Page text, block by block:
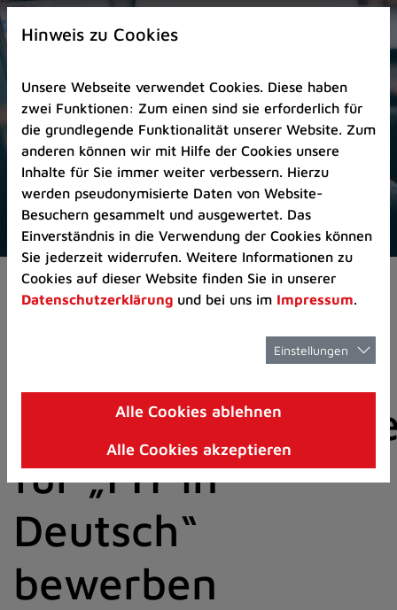
Zur
Startseite
Zum
Seitenanfang
springen
(Schnelltaste
A)
Zur
Navigation/Menü
springen
(Schnelltaste
M)
Zur
8)
Pressemeldungen Jetzt als
für „FIT in
Deutsch“
bewerben
Hinweis zu Cookies
Unsere Webseite verwendet Cookies. Diese haben
zwei Funktionen: Zum einen sind sie erforderlich für
die grundlegende Funktionalität unserer Website. Zum
anderen können wir mit Hilfe der Cookies unsere
Inhalte für Sie immer weiter verbessern. Hierzu
werden pseudonymisierte Daten von Website-
Besuchern gesammelt und ausgewertet. Das
Einverständnis in die Verwendung der Cookies können
Sie jederzeit widerrufen. Weitere Informationen zu
Cookies auf dieser Website finden Sie in unserer
Datenschutzerklärung und bei uns im Impressum.
Einstellungen
Alle Cookies ablehnen
Alle Cookies akzeptieren